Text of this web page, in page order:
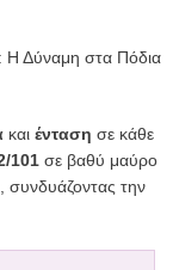
Δύναμη στα Πόδια
και ένταση σε κάθε
101 σε βαθύ μαύρο
συνδυάζοντας την